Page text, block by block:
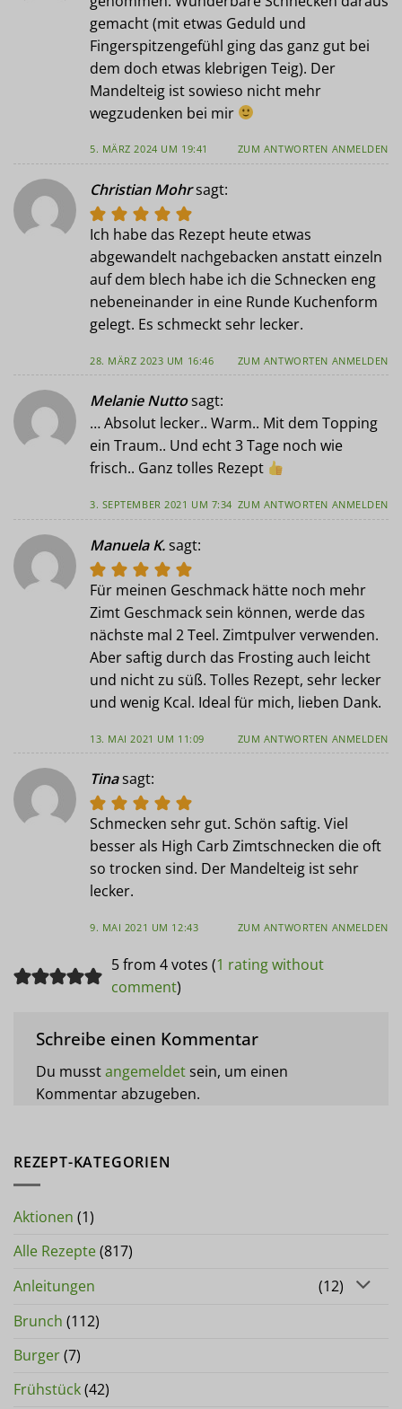
gemacht (mit etwas Geduld und
Fingerspitzengefühl ging das ganz gut bei
dem doch etwas klebrigen Teig). Der
Mandelteig ist sowieso nicht mehr
wegzudenken bei mir
5. MÄRZ 2024 UM 19:41 ZUM ANTWORTEN ANMELDEN
Christian Mohrsagt:
Ich habe das Rezept heute etwas
abgewandelt nachgebacken anstatt einzeln
auf dem blech habe ich die Schnecken eng
nebeneinander in eine Runde Kuchenform
gelegt. Es schmeckt sehr lecker.
28. MÄRZ 2023 UM 16:46 ZUM ANTWORTEN ANMELDEN
Melanie Nuttosagt:
… Absolut lecker.. Warm.. Mit dem Topping
ein Traum.. Und echt 3 Tage noch wie
frisch.. Ganz tolles Rezept
3. SEPTEMBER 2021 UM 7:34 ZUM ANTWORTEN ANMELDEN
Manuela K.sagt:
Für meinen Geschmack hätte noch mehr
Zimt Geschmack sein können, werde das
nächste mal 2 Teel. Zimtpulver verwenden.
Aber saftig durch das Frosting auch leicht
und nicht zu süß. Tolles Rezept, sehr lecker
und wenig Kcal. Ideal für mich, lieben Dank.
13. MAI 2021 UM 11:09 ZUM ANTWORTEN ANMELDEN
Tinasagt:
Schmecken sehr gut. Schön saftig. Viel
besser als High Carb Zimtschnecken die oft
so trocken sind. Der Mandelteig ist sehr
lecker.
9. MAI 2021 UM 12:43 ZUM ANTWORTEN ANMELDEN
5 from 4 votes (1 rating without
comment)
Schreibe einen Kommentar
Du musstangemeldetsein, um einen
Kommentar abzugeben.
REZEPT-KATEGORIEN
Aktionen (1)
Alle Rezepte(817)
Anleitungen
(12)
Brunch (112)
Burger(7)
Frühstück(42)